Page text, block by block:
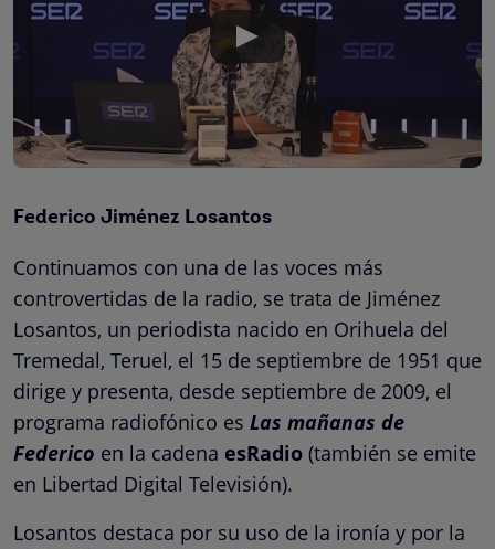
Federico Jiménez Losantos
Continuamos con una de las voces más
controvertidas de la radio, se trata de Jiménez
Losantos, un periodista nacido en Orihuela del
Tremedal, Teruel, el 15 de septiembre de 1951 que
dirige y presenta, desde septiembre de 2009, el
programa radiofónico es Las mañanas de
Federico en la cadena esRadio (también se emite
en Libertad Digital Televisión).
Losantos destaca por su uso de la ironía y por la